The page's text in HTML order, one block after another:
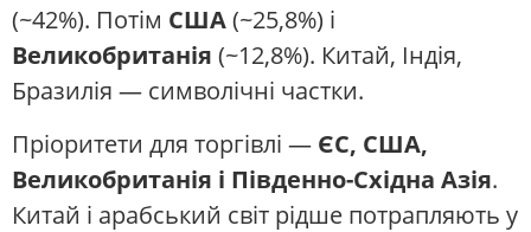
(~42%). Потім США(~25,8%) і
Великобританія (~12,8%). Китай, Індія,
Бразилія — символічні частки.
Пріоритети для торгівлі — ЄС, США,
Великобританія і Південно-Східна Азія.
Китай і арабський світ рідше потрапляють у